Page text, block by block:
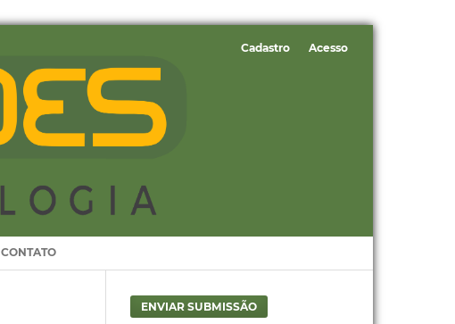
CONTATO
Cadastro Acesso
ENVIAR SUBMISSÃO